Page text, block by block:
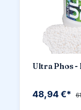
Ultra Phos -
48,94 €*